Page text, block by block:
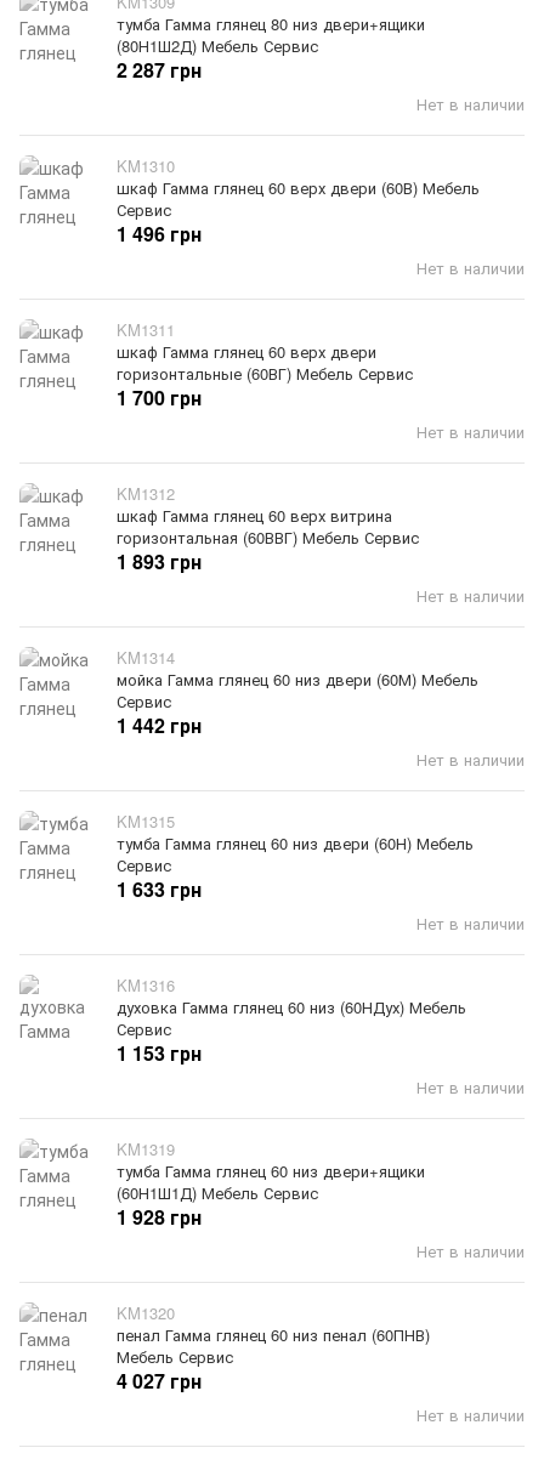
тумба Гамма глянец 80 низ двери+ящики
(80Н1Ш2Д) Мебель Сервис
Нет в наличии
2 287 грн
KM1310
шкаф Гамма глянец 60 верх двери (60В) Мебель
Сервис
Нет в наличии
1 496 грн
KM1311
шкаф Гамма глянец 60 верх двери
горизонтальные (60ВГ) Мебель Сервис
Нет в наличии
1 700 грн
KM1312
шкаф Гамма глянец 60 верх витрина
горизонтальная (60ВВГ) Мебель Сервис
Нет в наличии
1 893 грн
KM1314
мойка Гамма глянец 60 низ двери (60М) Мебель
Сервис
Нет в наличии
1 442 грн
KM1315
тумба Гамма глянец 60 низ двери (60Н) Мебель
Сервис
Нет в наличии
1 633 грн
KM1316
духовка Гамма глянец 60 низ (60НДух) Мебель
Сервис
Нет в наличии
1 153 грн
KM1319
тумба Гамма глянец 60 низ двери+ящики
(60Н1Ш1Д) Мебель Сервис
Нет в наличии
1 928 грн
KM1320
пенал Гамма глянец 60 низ пенал (60ПНВ)
Мебель Сервис
Нет в наличии
4 027 грн